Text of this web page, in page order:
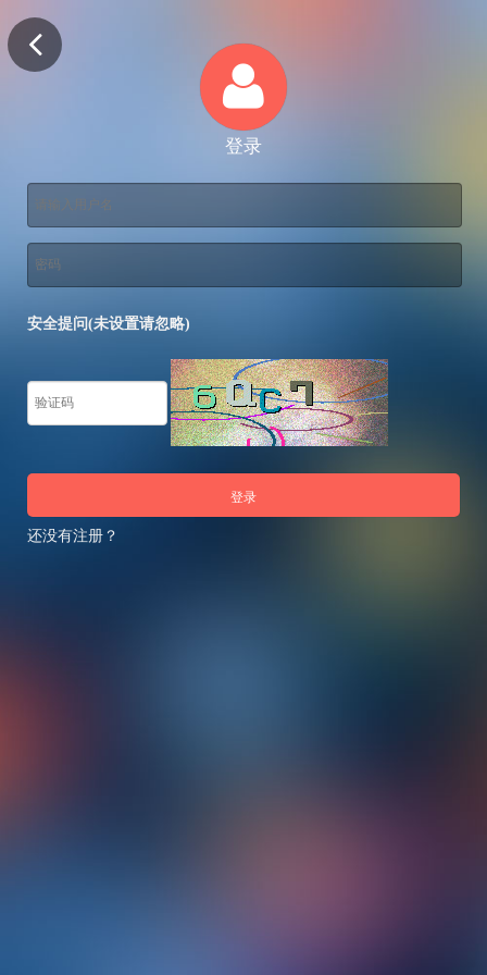
登录
安全提问(未设置请忽略)
登录
还没有注册？